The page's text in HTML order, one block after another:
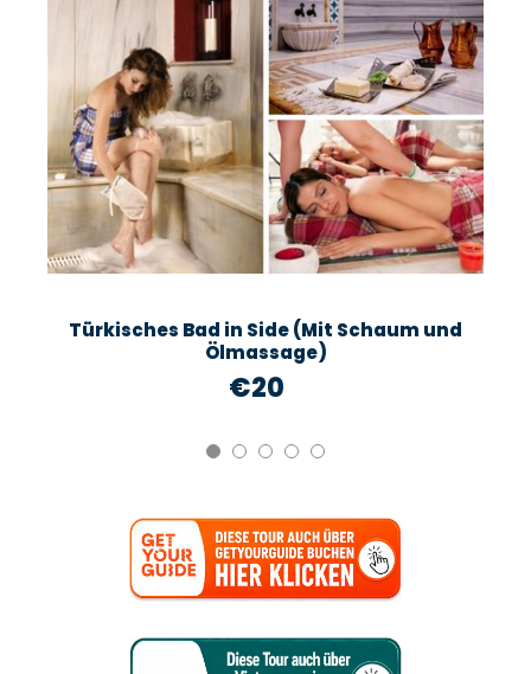
Türkisches Bad in Side (Mit Schaum und
Ölmassage)
€20